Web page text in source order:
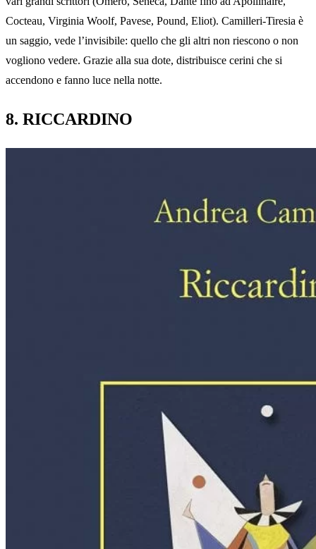
Cocteau, Virginia Woolf, Pavese, Pound, Eliot). Camilleri-Tiresia è
un saggio, vede l’invisibile: quello che gli altri non riescono o non
vogliono vedere. Grazie alla sua dote, distribuisce cerini che si
accendono e fanno luce nella notte.
8. RICCARDINO